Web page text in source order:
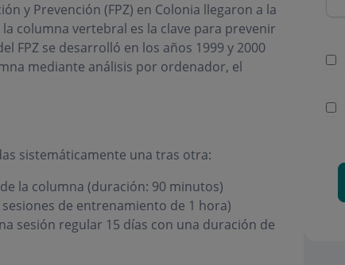
y Prevención (FPZ) en Colonia llegaron a la
columna vertebral es la clave para prevenir
FPZ se desarrolló en los años 1999 y 2000
mediante análisis por ordenador, el
sistemáticamente una tras otra:
la columna (duración: 90 minutos)
de entrenamiento de 1 hora)
sesión regular 15 días con una duración de